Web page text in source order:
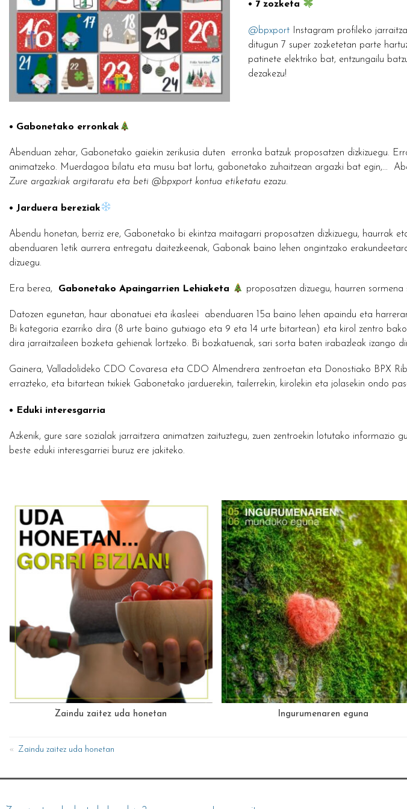
• 7 zozketa
@bpxport Instagram profileko
ditugun 7 super zozketetan parte
patinete elektriko bat, entzungailu
dezakezu!
• Gabonetako erronkak
Abenduan zehar, Gabonetako gaiekin zerikusia duten erronka batzuk proposatzen dizkizuegu.
animatzeko. Muerdagoa bilatu eta musu bat lortu, gabonetako zuhaitzean argazki bat egin,...
Zure argazkiak argitaratu eta beti @bpxport kontua etiketatu ezazu.
• Jarduera bereziak
Abendu honetan, berriz ere, Gabonetako bi ekintza maitagarri proposatzen dizkizuegu, haurrak
abenduaren 1etik aurrera entregatu daitezkeenak, Gabonak baino lehen ongintzako
dizuegu.
Era berea, Gabonetako Apaingarrien Lehiaketa proposatzen dizuegu, haurren sormena
Datozen egunetan, haur abonatuei eta ikasleei abenduaren 15a baino lehen apaindu eta
Bi kategoria ezarriko dira (8 urte baino gutxiago eta 9 eta 14 urte bitartean) eta kirol zentro
dira jarraitzaileen bozketa gehienak lortzeko. Bi bozkatuenak, sari sorta baten irabazleak izango
Gainera, Valladolideko CDO Covaresa eta CDO Almendrera zentroetan eta Donostiako BPX
errazteko, eta bitartean txikiek Gabonetako jarduerekin, tailerrekin, kirolekin eta jolasekin ondo
• Eduki interesgarria
Azkenik, gure sare sozialak jarraitzera animatzen zaituztegu, zuen zentroekin lotutako informazio
beste eduki interesgarriei buruz ere jakiteko.
Zaindu zaitez uda honetan Ingurumenaren eguna
Zaindu zaitez uda honetan